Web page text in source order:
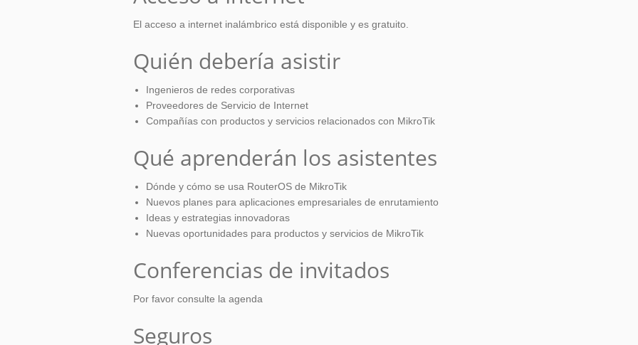
El acceso a internet inalámbrico está disponible y es gratuito.
Quién debería asistir
Ingenieros de redes corporativas
Proveedores de Servicio de Internet
Compañías con productos y servicios relacionados con MikroTik
Qué aprenderán los asistentes
Dónde y cómo se usa RouterOS de MikroTik
Nuevos planes para aplicaciones empresariales de enrutamiento
Ideas y estrategias innovadoras
Nuevas oportunidades para productos y servicios de MikroTik
Conferencias de invitados
Por favor consulte la agenda
Seguros